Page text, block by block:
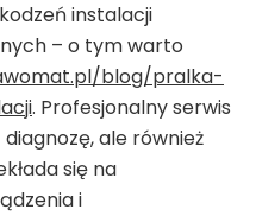
instalacji
– o tym warto
blog/pralka-
. Profesjonalny serwis
ale również
się na
i